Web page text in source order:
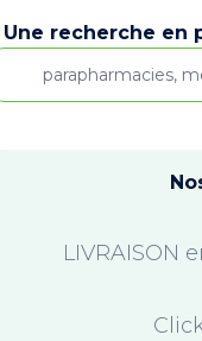
Une recherche en
LIVRAISON